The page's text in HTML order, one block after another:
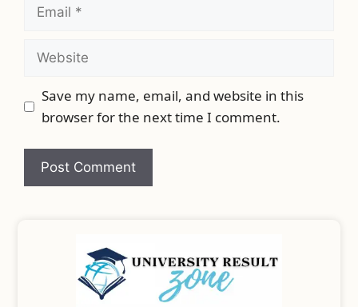
Save my name, email, and website in this
browser for the next time I comment.